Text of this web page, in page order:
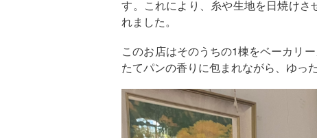
す。これにより、糸や生地を日焼け
れました。
このお店はそのうちの1棟をベーカリ
たてパンの香りに包まれながら、ゆっ